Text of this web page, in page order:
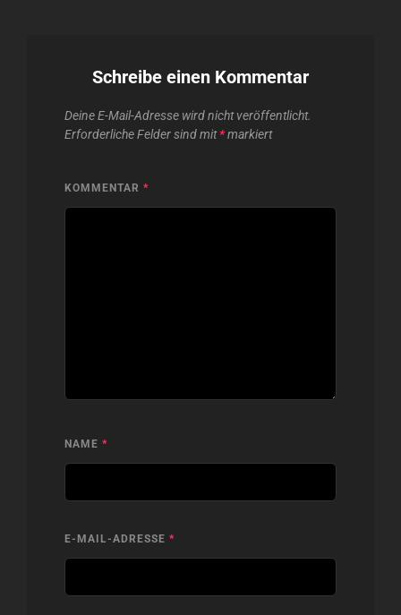
Schreibe einen Kommentar
Deine E-Mail-Adresse wird nicht veröffentlicht.
Erforderliche Felder sind mit*markiert
KOMMENTAR *
NAME *
E-MAIL-ADRESSE *